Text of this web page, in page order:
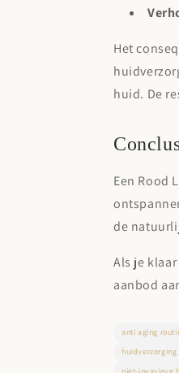
Het
huid. De
Een Rood
de
Als je
aanbod
anti aging
huidverzorging